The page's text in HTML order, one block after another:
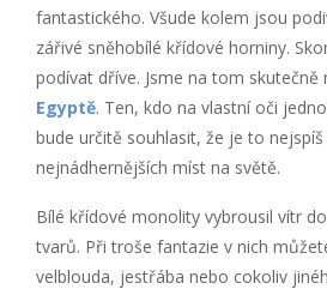
fantastického. Všude kolem jsou
zářivé sněhobílé křídové horniny.
podívat dříve. Jsme na tom
Egyptě. Ten, kdo na vlastní oči
bude určitě souhlasit, že je to
nejnádhernějších míst na světě.
Bílé křídové monolity vybrousil vítr
tvarů. Při troše fantazie v nich
velblouda, jestřába nebo cokoliv